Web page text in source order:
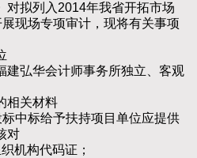
对拟列入2014年我省开拓市场
现场专项审计，现将有关事项
弘华会计师事务所独立、客观
关材料
标给予扶持项目单位应提供
对
机构代码证；